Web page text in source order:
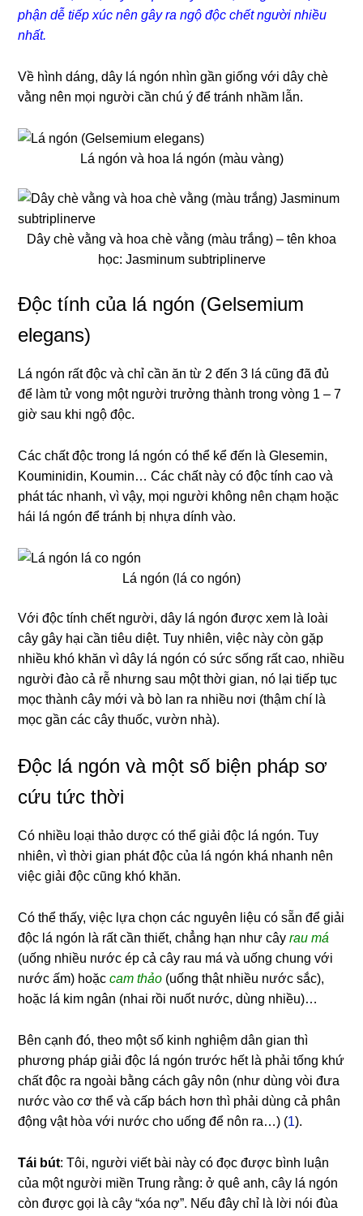
phận dễ tiếp xúc nên gây ra ngộ độc chết người nhiều
nhất.
Về hình dáng, dây lá ngón nhìn gần giống với dây chè
vằng nên mọi người cần chú ý để tránh nhầm lẫn.
Lá ngón và hoa lá ngón (màu vàng)
Dây chè vằng và hoa chè vằng (màu trắng) – tên khoa
học: Jasminum subtriplinerve
Độc tính của lá ngón (Gelsemium
elegans)
Lá ngón rất độc và chỉ cần ăn từ 2 đến 3 lá cũng đã đủ
để làm tử vong một người trưởng thành trong vòng 1 – 7
giờ sau khi ngộ độc.
Các chất độc trong lá ngón có thể kể đến là Glesemin,
Kouminidin, Koumin… Các chất này có độc tính cao và
phát tác nhanh, vì vậy, mọi người không nên chạm hoặc
hái lá ngón để tránh bị nhựa dính vào.
Lá ngón (lá co ngón)
Với độc tính chết người, dây lá ngón được xem là loài
cây gây hại cần tiêu diệt. Tuy nhiên, việc này còn gặp
nhiều khó khăn vì dây lá ngón có sức sống rất cao, nhiều
người đào cả rễ nhưng sau một thời gian, nó lại tiếp tục
mọc thành cây mới và bò lan ra nhiều nơi (thậm chí là
mọc gần các cây thuốc, vườn nhà).
Độc lá ngón và một số biện pháp sơ
cứu tức thời
Có nhiều loại thảo dược có thể giải độc lá ngón. Tuy
nhiên, vì thời gian phát độc của lá ngón khá nhanh nên
việc giải độc cũng khó khăn.
Có thể thấy, việc lựa chọn các nguyên liệu có sẵn để giải
độc lá ngón là rất cần thiết, chẳng hạn như câyrau má
(uống nhiều nước ép cả cây rau má và uống chung với
nước ấm) hoặccam thảo (uống thật nhiều nước sắc),
hoặc lá kim ngân (nhai rồi nuốt nước, dùng nhiều)…
Bên cạnh đó, theo một số kinh nghiệm dân gian thì
phương pháp giải độc lá ngón trước hết là phải tống khứ
chất độc ra ngoài bằng cách gây nôn (như dùng vòi đưa
nước vào cơ thể và cấp bách hơn thì phải dùng cả phân
động vật hòa với nước cho uống để nôn ra…) (1).
Tái bút: Tôi, người viết bài này có đọc được bình luận
của một người miền Trung rằng: ở quê anh, cây lá ngón
còn được gọi là cây “xóa nợ”. Nếu đây chỉ là lời nói đùa